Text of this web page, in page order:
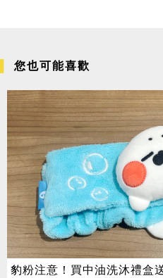
您也可能喜歡
豹粉注意！買中油洗沐禮盒